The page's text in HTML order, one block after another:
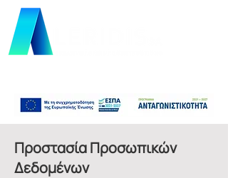
Προστασία Προσωπικών
Δεδομένων